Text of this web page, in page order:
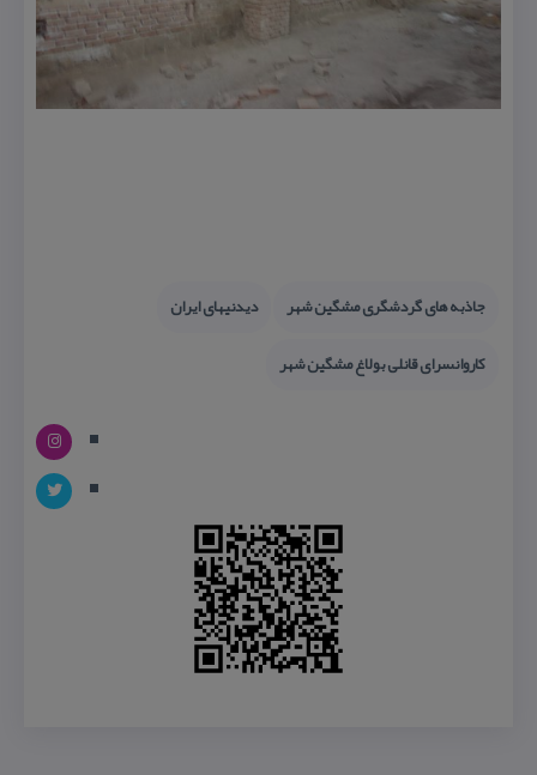
جاذبه های گردشگری مشگین شهر
دیدنیهای ایران
كاروانسرای قانلی بولاغ مشگین شهر